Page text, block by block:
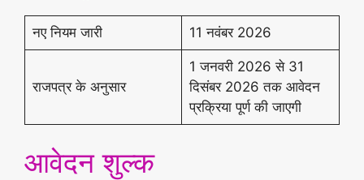
नए नियम जारी 11 नवंबर 2026
राजपत्र के अनुसार
1 जनवरी 2026 से 31
दिसंबर 2026 तक आवेदन
प्रक्रिया पूर्ण की जाएगी
आवेदन शुल्क